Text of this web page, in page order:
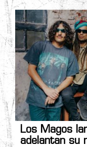
Los Magos
adelantan su